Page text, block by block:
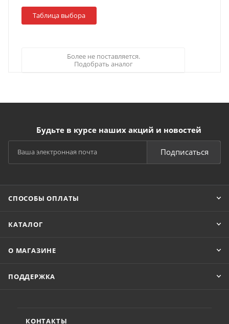
Таблица выбора
Более не поставляется.
Подобрать аналог
Будьте в курсе наших акций и новостей
Подписаться
СПОСОБЫ ОПЛАТЫ
КАТАЛОГ
О МАГАЗИНЕ
ПОДДЕРЖКА
КОНТАКТЫ